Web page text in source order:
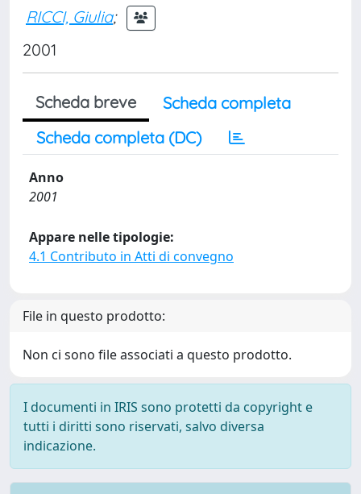
RICCI, Giulia;
2001
Scheda breve
Scheda completa
Scheda completa (DC)
Anno
2001
Appare nelle tipologie:
4.1 Contributo in Atti di convegno
File in questo prodotto:
Non ci sono file associati a questo prodotto.
I documenti in IRIS sono protetti da copyright e
tutti i diritti sono riservati, salvo diversa
indicazione.